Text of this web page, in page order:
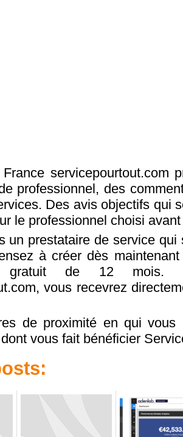
France servicepourtout.com
professionnel, des
Des avis objectifs qui
le professionnel choisi
un prestataire de service
à créer dès
gratuit de 12 mois.
vous recevrez
de proximité en qui vous
vous fait bénéficier